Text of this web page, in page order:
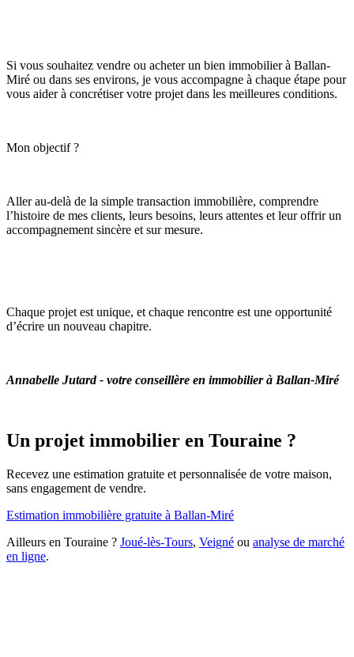
Si vous souhaitez vendre ou acheter un bien immobilier à Ballan-
Miré ou dans ses environs, je vous accompagne à chaque étape pour
vous aider à concrétiser votre projet dans les meilleures conditions.
Mon objectif ?
Aller au-delà de la simple transaction immobilière, comprendre
l’histoire de mes clients, leurs besoins, leurs attentes et leur offrir un
accompagnement sincère et sur mesure.
Chaque projet est unique, et chaque rencontre est une opportunité
d’écrire un nouveau chapitre.
Annabelle Jutard - votre conseillère en immobilier à Ballan-Miré
Un projet immobilier en Touraine ?
Recevez une estimation gratuite et personnalisée de votre maison,
sans engagement de vendre.
Estimation immobilière gratuite à Ballan-Miré
Ailleurs en Touraine ? Joué-lès-Tours, Veigné ou analyse de marché
en ligne.